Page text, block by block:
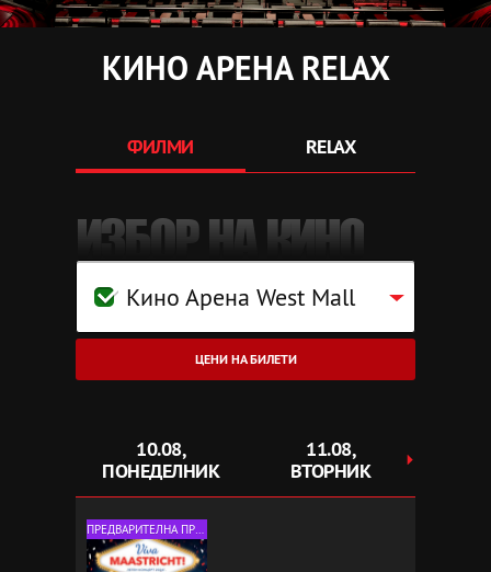
КИНО АРЕНА RELAX
ФИЛМИ RELAX
ИЗБОР НА КИНО
Кино Арена West Mall
ЦЕНИ НА БИЛЕТИ
10.08,
ПОНЕДЕЛНИК
11.08,
ВТОРНИК
ПРЕДВАРИТЕЛНА ПРОДАЖБА